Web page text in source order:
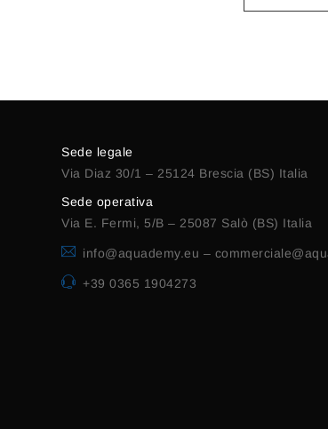
Sede legale
Via Diaz 30/1 – 25124 Brescia (BS) Italia
Sede operativa
Via E. Fermi, 5/B – 25087 Salò (BS) Italia
info@aquademy.eu –
+39 0365 1904273